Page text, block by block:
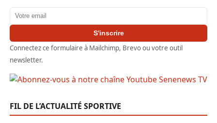
Adresse email
S'inscrire
Connectez ce formulaire à Mailchimp, Brevo ou votre outil
newsletter.
FIL DE L’ACTUALITÉ SPORTIVE